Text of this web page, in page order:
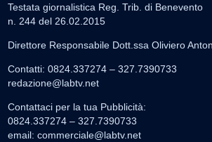
Testata giornalistica Reg. Trib. di Benevento
n. 244 del 26.02.2015
Direttore Responsabile Dott.ssa Oliviero
Contatti: 0824.337274 – 327.7390733
redazione@labtv.net
Contattaci per la tua Pubblicità:
0824.337274 – 327.7390733
email: commerciale@labtv.net